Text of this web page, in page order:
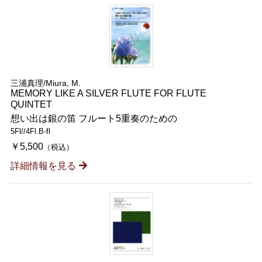
三浦真理/Miura, M.
MEMORY LIKE A SILVER FLUTE FOR FLUTE
QUINTET
想い出は銀の笛 フルート5重奏のための
5Fl//4Fl.B-fl
￥5,500（税込）
詳細情報を見る